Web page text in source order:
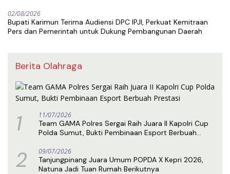
02/08/2026
Bupati Karimun Terima Audiensi DPC IPJI, Perkuat Kemitraan
Pers dan Pemerintah untuk Dukung Pembangunan Daerah
Berita Olahraga
1 11/07/2026
Team GAMA Polres Sergai Raih Juara II Kapolri Cup
Polda Sumut, Bukti Pembinaan Esport Berbuah
2 09/07/2026
Tanjungpinang Juara Umum POPDA X Kepri 2026,
Natuna Jadi Tuan Rumah Berikutnya